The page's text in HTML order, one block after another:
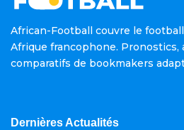
African-Football couvre le
Afrique francophone. Pronostics,
comparatifs de bookmakers
Dernières Actualités